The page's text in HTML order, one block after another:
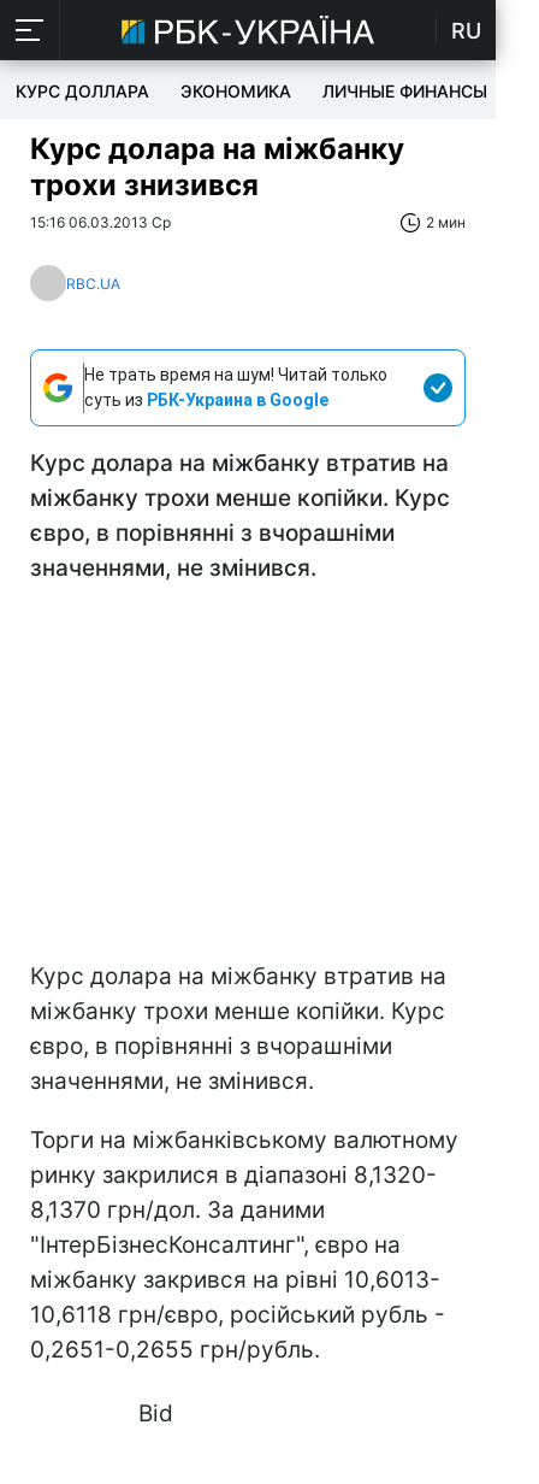
RU
КУРС ДОЛЛАРА ЭКОНОМИКА ЛИЧНЫЕ ФИНАНСЫ
Курс долара на міжбанку
трохи знизився
15:16 06.03.2013 Ср 2 мин
RBC.UA
Не трать время на шум! Читай только
суть из РБК-Украина в Google
Курс долара на міжбанку втратив на
міжбанку трохи менше копійки. Курс
євро, в порівнянні з вчорашніми
значеннями, не змінився.
Курс долара на міжбанку втратив на
міжбанку трохи менше копійки. Курс
євро, в порівнянні з вчорашніми
значеннями, не змінився.
Торги на міжбанківському валютному
ринку закрилися в діапазоні 8,1320-
8,1370 грн/дол. За даними
"ІнтерБізнесКонсалтинг", євро на
міжбанку закрився на рівні 10,6013-
10,6118 грн/євро, російський рубль -
0,2651-0,2655 грн/рубль.
Bid